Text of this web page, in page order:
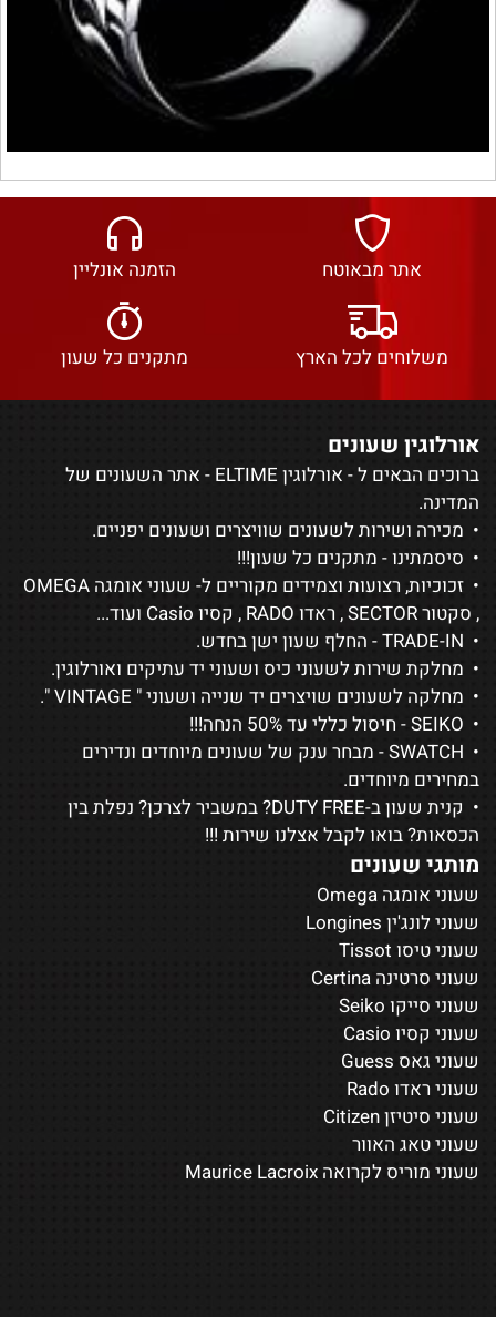
אתר מבאוטח הזמנה אונליין
משלוחים לכל הארץ מתקנים כל שעון
אורלוגין שעונים
ברוכים הבאים ל - אורלוגין ELTIME - אתר השעונים של
המדינה.
• מכירה ושירות לשעונים שוויצרים ושעונים יפניים.
• סיסמתינו - מתקנים כל שעון!!!
• זכוכיות, רצועות וצמידים מקוריים ל- שעוני אומגה OMEGA
, סקטור SECTOR , ראדו RADO , קסיו Casio
ועוד...
• TRADE-IN - החלף שעון ישן בחדש.
• מחלקת שירות לשעוני כיס ושעוני יד עתיקים ואורלוגין.
• מחלקה לשעונים שויצרים יד שנייה ושעוני " VINTAGE
".
•
SEIKO- חיסול כללי עד 50% הנחה!!!
•
SWATCH- מבחר ענק של שעונים מיוחדים ונדירים
במחירים מיוחדים.
• קנית שעון ב-DUTY FREE? במשביר לצרכן? נפלת בין
הכסאות? בואו לקבל אצלנו שירות !!!
מותגי שעונים
שעוני אומגה Omega
שעוני לונג'ין Longines
שעוני טיסו Tissot
שעוני סרטינה Certina
שעוני סייקו Seiko
שעוני קסיו Casio
שעוני גאס Guess
שעוני ראדו Rado
שעוני סיטיזן Citizen
שעוני טאג האוור
שעוני מוריס לקרואה Maurice Lacroix